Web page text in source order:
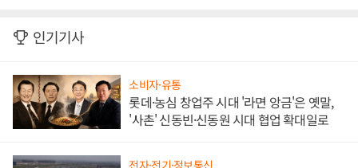
인기기사
소비자·유통
롯데·농심 창업주 시대 '라면 앙금'은 옛말,
'사촌' 신동빈·신동원 시대 협업 확대일로
전자·전기·정보통신